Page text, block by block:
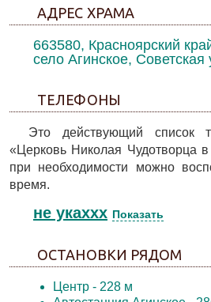
АДРЕС ХРАМА
663580, Красноярский
село Агинское,
ТЕЛЕФОНЫ
Это действующий список
«Церковь Николая Чудотворца
при необходимости можно
время.
не укаxxx Показать
ОСТАНОВКИ РЯДОМ
Центр - 228 м